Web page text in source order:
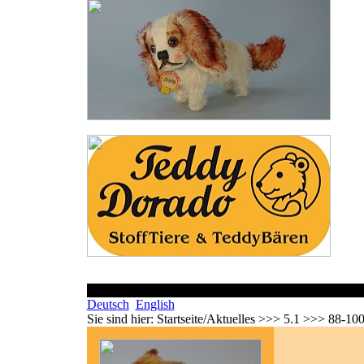
Deutsch English
Sie sind hier: Startseite/Aktuelles >>> 5.1 >>> 88-